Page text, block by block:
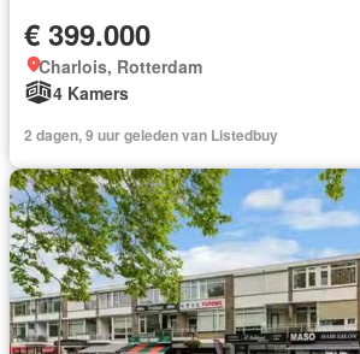
€ 399.000
Charlois, Rotterdam
4 Kamers
2 dagen, 9 uur geleden van Listedbuy